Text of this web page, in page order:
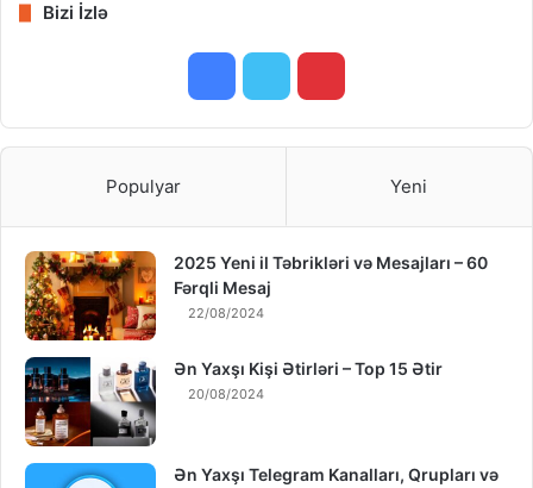
Bizi İzlə
Populyar Yeni
2025 Yeni il Təbrikləri və Mesajları – 60
Fərqli Mesaj
22/08/2024
Ən Yaxşı Kişi Ətirləri – Top 15 Ətir
20/08/2024
Ən Yaxşı Telegram Kanalları, Qrupları və